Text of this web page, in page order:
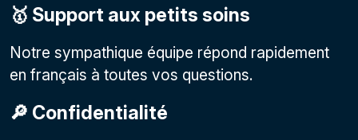
🥇 Support aux petits soins
Notre sympathique équipe répond rapidement
en français à toutes vos questions.
🔎 Confidentialité